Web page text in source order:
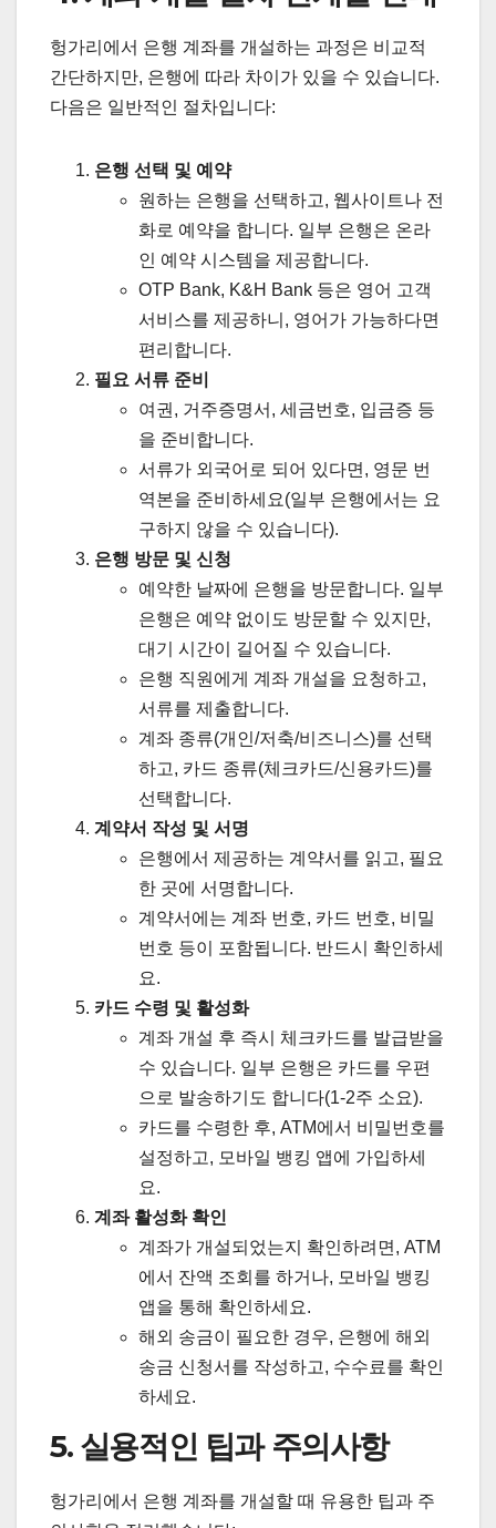
헝가리에서 은행 계좌를 개설하는 과정은 비교적
간단하지만, 은행에 따라 차이가 있을 수 있습니다.
다음은 일반적인 절차입니다:
은행 선택 및 예약
원하는 은행을 선택하고, 웹사이트나 전
화로 예약을 합니다. 일부 은행은 온라
인 예약 시스템을 제공합니다.
OTP Bank, K&H Bank 등은 영어 고객
서비스를 제공하니, 영어가 가능하다면
편리합니다.
필요 서류 준비
여권, 거주증명서, 세금번호, 입금증 등
을 준비합니다.
서류가 외국어로 되어 있다면, 영문 번
역본을 준비하세요(일부 은행에서는 요
구하지 않을 수 있습니다).
은행 방문 및 신청
예약한 날짜에 은행을 방문합니다. 일부
은행은 예약 없이도 방문할 수 있지만,
대기 시간이 길어질 수 있습니다.
은행 직원에게 계좌 개설을 요청하고,
서류를 제출합니다.
계좌 종류(개인/저축/비즈니스)를 선택
하고, 카드 종류(체크카드/신용카드)를
선택합니다.
계약서 작성 및 서명
은행에서 제공하는 계약서를 읽고, 필요
한 곳에 서명합니다.
계약서에는 계좌 번호, 카드 번호, 비밀
번호 등이 포함됩니다. 반드시 확인하세
요.
카드 수령 및 활성화
계좌 개설 후 즉시 체크카드를 발급받을
수 있습니다. 일부 은행은 카드를 우편
으로 발송하기도 합니다(1-2주 소요).
카드를 수령한 후, ATM에서 비밀번호를
설정하고, 모바일 뱅킹 앱에 가입하세
요.
계좌 활성화 확인
계좌가 개설되었는지 확인하려면, ATM
에서 잔액 조회를 하거나, 모바일 뱅킹
앱을 통해 확인하세요.
해외 송금이 필요한 경우, 은행에 해외
송금 신청서를 작성하고, 수수료를 확인
하세요.
5. 실용적인 팁과 주의사항
헝가리에서 은행 계좌를 개설할 때 유용한 팁과 주